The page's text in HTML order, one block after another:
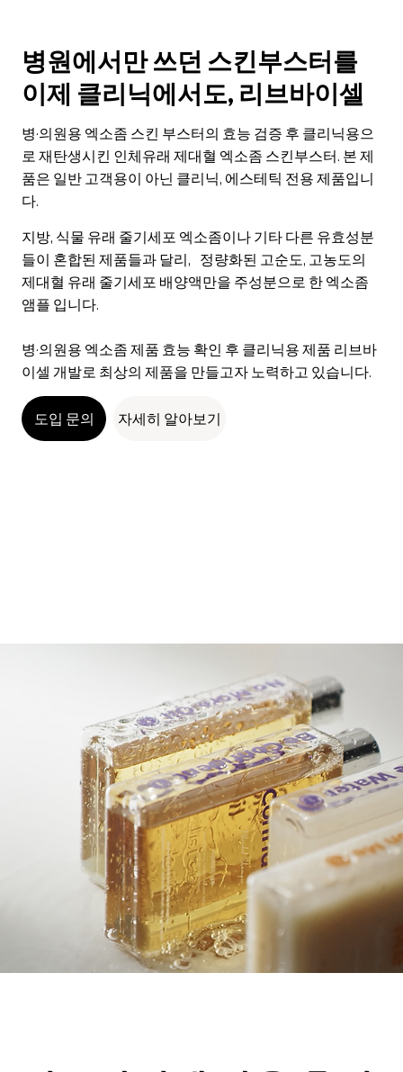
병원에서만 쓰던 스킨부스터를
이제 클리닉에서도, 리브바이셀
병·의원용 엑소좀 스킨 부스터의 효능 검증 후 클리닉용으
로 재탄생시킨 인체유래 제대혈 엑소좀 스킨부스터. 본 제
품은 일반 고객용이 아닌 클리닉, 에스테틱 전용 제품입니
다.
지방, 식물 유래 줄기세포 엑소좀이나 기타 다른 유효성분
들이 혼합된 제품들과 달리, 정량화된 고순도, 고농도의
제대혈 유래 줄기세포 배양액만을 주성분으로 한 엑소좀
앰플 입니다.
병·의원용 엑소좀 제품 효능 확인 후 클리닉용 제품 리브바
이셀 개발로 최상의 제품을 만들고자 노력하고 있습니다.
도입 문의 자세히 알아보기